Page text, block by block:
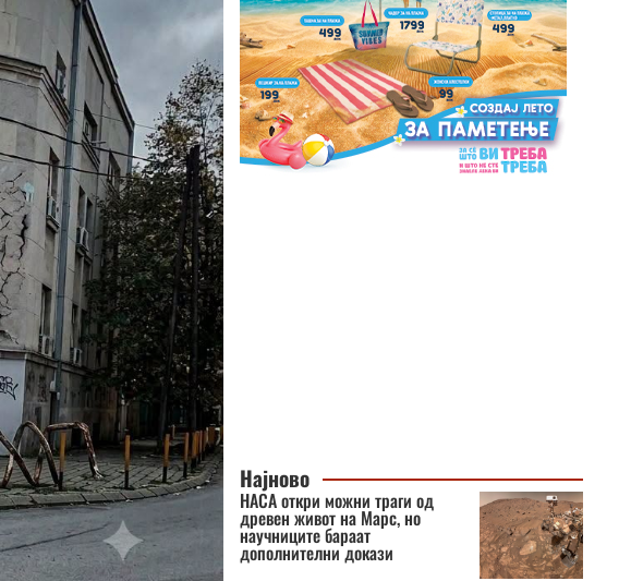
Најново
НАСА откри можни траги од
древен живот на Марс, но
научниците бараат
дополнителни докази